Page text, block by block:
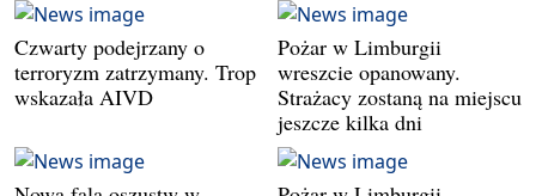
Czwarty podejrzany o
terroryzm zatrzymany. Trop
wskazała AIVD
Pożar w Limburgii
wreszcie opanowany.
Strażacy zostaną na miejscu
jeszcze kilka dni